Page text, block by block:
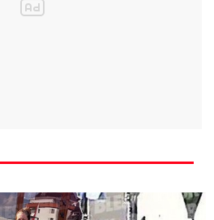
v Polsku: První slova!